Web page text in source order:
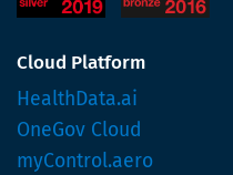
Cloud Platform
HealthData.ai
OneGov Cloud
myControl.aero